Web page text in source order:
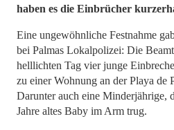
haben es die Einbrücher
Eine ungewöhnliche Festnahme
bei Palmas Lokalpolizei: Die
helllichten Tag vier junge
zu einer Wohnung an der Playa de
Darunter auch eine Minderjährige,
Jahre altes Baby im Arm trug.